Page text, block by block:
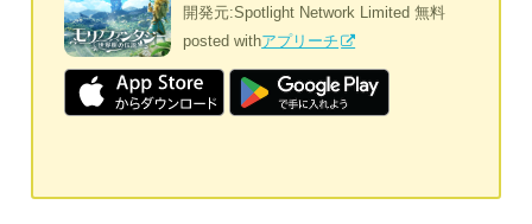
開発元:Spotlight Network Limited 無料
posted withアプリーチ